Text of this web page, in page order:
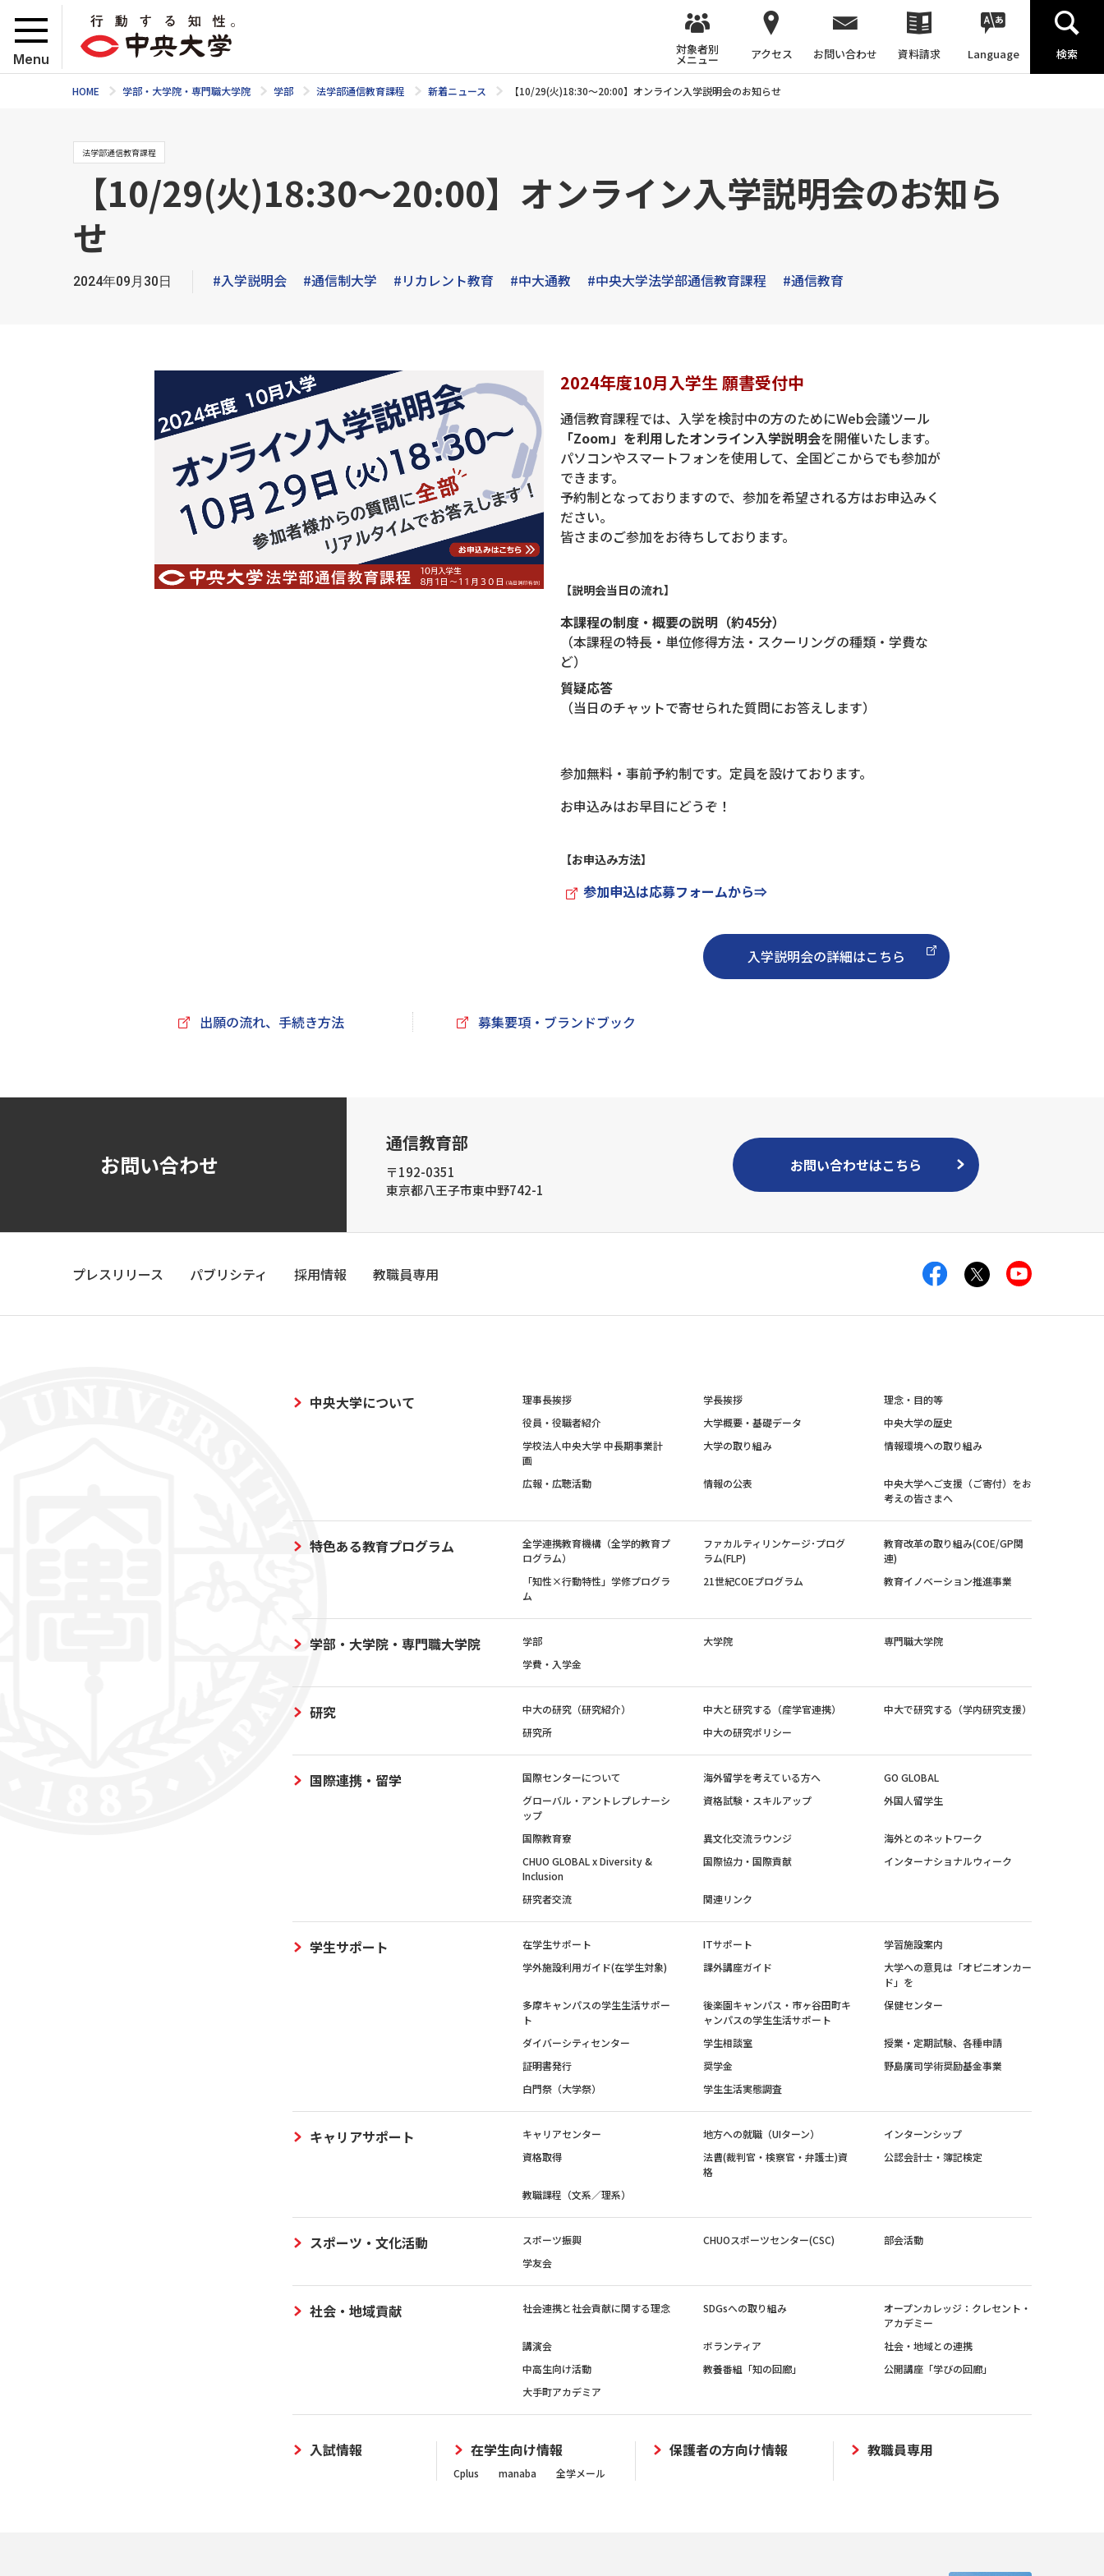
Menu
対象者別
メニュー アクセス お問い合わせ 資料請求 Language 検索
HOME 学部・大学院・専門職大学院 学部 法学部通信教育課程 新着ニュース 【10/29(火)18:30～20:00】オンライン入学説明会のお知らせ
法学部通信教育課程
【10/29(火)18:30～20:00】オンライン入学説明会のお知ら
せ
2024年09月30日 #入学説明会 #通信制大学 #リカレント教育 #中大通教 #中央大学法学部通信教育課程 #通信教育
2024年度10月入学生 願書受付中
通信教育課程では、入学を検討中の方のためにWeb会議ツール
「Zoom」を利用したオンライン入学説明会を開催いたします。
パソコンやスマートフォンを使用して、全国どこからでも参加が
できます。
予約制となっておりますので、参加を希望される方はお申込みく
ださい。
皆さまのご参加をお待ちしております。
【説明会当日の流れ】
本課程の制度・概要の説明（約45分）
（本課程の特長・単位修得方法・スクーリングの種類・学費な
ど）
質疑応答
（当日のチャットで寄せられた質問にお答えします）
参加無料・事前予約制です。定員を設けております。
お申込みはお早目にどうぞ！
【お申込み方法】
参加申込は応募フォームから⇒
入学説明会の詳細はこちら
出願の流れ、手続き方法 募集要項・ブランドブック
お問い合わせ
通信教育部
〒192-0351
東京都八王子市東中野742-1
お問い合わせはこちら
プレスリリース パブリシティ 採用情報 教職員専用
中央大学について 理事長挨拶 学長挨拶
理念・目的等
役員・役職者紹介
大学概要・基礎データ
中央大学の歴史
学校法人中央大学 中長期事業計
画
大学の取り組み 情報環境への取り組み
広報・広聴活動 情報の公表
中央大学へご支援（ご寄付）をお
考えの皆さまへ
特色ある教育プログラム
全学連携教育機構（全学的教育プ
ログラム）
ファカルティリンケージ･プログ
ラム(FLP)
教育改革の取り組み(COE/GP関
連)
「知性×行動特性」学修プログラ
ム
21世紀COEプログラム 教育イノベーション推進事業
学部・大学院・専門職大学院 学部 大学院
専門職大学院
学費・入学金
研究 中大の研究（研究紹介） 中大と研究する（産学官連携）
中大で研究する（学内研究支援）
研究所
中大の研究ポリシー
国際連携・留学 国際センターについて 海外留学を考えている方へ
GO GLOBAL
グローバル・アントレプレナーシ
ップ
資格試験・スキルアップ 外国人留学生
国際教育寮 異文化交流ラウンジ
海外とのネットワーク
CHUO GLOBAL x Diversity &
Inclusion
国際協力・国際貢献 インターナショナルウィーク
研究者交流 関連リンク
学生サポート 在学生サポート ITサポート
学習施設案内
学外施設利用ガイド(在学生対象)
課外講座ガイド
大学への意見は「オピニオンカー
ド」を
多摩キャンパスの学生生活サポー
ト
後楽園キャンパス・市ヶ谷田町キ
ャンパスの学生生活サポート
保健センター
ダイバーシティセンター 学生相談室
授業・定期試験、各種申請
証明書発行
奨学金
野島廣司学術奨励基金事業
白門祭（大学祭）
学生生活実態調査
キャリアサポート キャリアセンター 地方への就職（UIターン）
インターンシップ
資格取得
法曹(裁判官・検察官・弁護士)資
格
公認会計士・簿記検定
教職課程（文系／理系）
スポーツ・文化活動 スポーツ振興 CHUOスポーツセンター(CSC)
部会活動
学友会
社会・地域貢献 社会連携と社会貢献に関する理念 SDGsへの取り組み
オープンカレッジ：クレセント・
アカデミー
講演会
ボランティア
社会・地域との連携
中高生向け活動
教養番組「知の回廊」
公開講座「学びの回廊」
大手町アカデミア
入試情報 在学生向け情報
Cplus manaba 全学メール
保護者の方向け情報 教職員専用